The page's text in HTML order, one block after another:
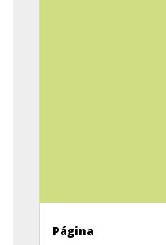
Página